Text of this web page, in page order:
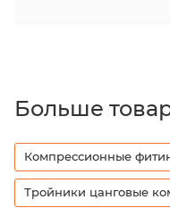
Больше
Компрессионные
Тройники цанговые